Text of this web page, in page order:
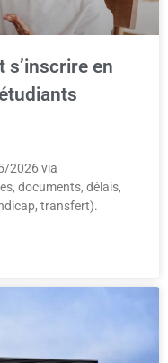
s’inscrire en
2026 via
documents, délais,
transfert).